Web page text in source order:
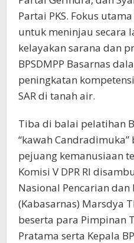
Partai PKS. Fokus
untuk meninjau secara
kelayakan sarana dan
BPSDMPP Basarnas
peningkatan
SAR di tanah air.
Tiba di balai pelatihan
“kawah
pejuang kemanusiaan
Komisi V DPR RI
Nasional Pencarian dan
(Kabasarnas) Marsdya
beserta para Pimpinan
Pratama serta Kepala